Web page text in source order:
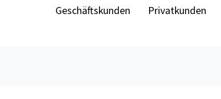
Geschäftskunden Privatkunden